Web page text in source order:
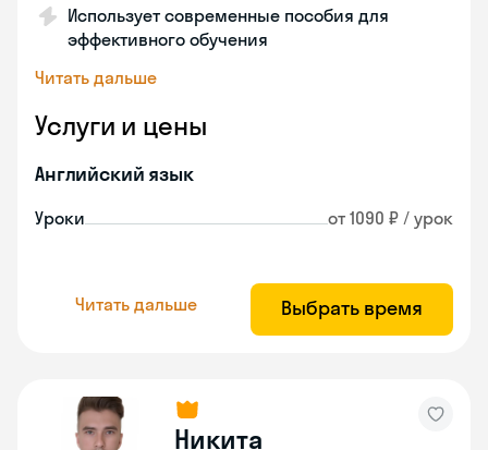
Использует современные пособия для
эффективного обучения
Читать дальше
Услуги и цены
Английский язык
Уроки от 1090 ₽ / урок
Читать дальше Выбрать время
Никита